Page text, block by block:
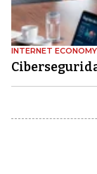
INTERNET ECONOMY